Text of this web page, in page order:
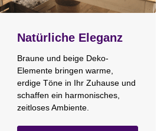
Natürliche Eleganz
Braune und beige Deko-
Elemente bringen warme,
erdige Töne in Ihr Zuhause und
schaffen ein harmonisches,
zeitloses Ambiente.